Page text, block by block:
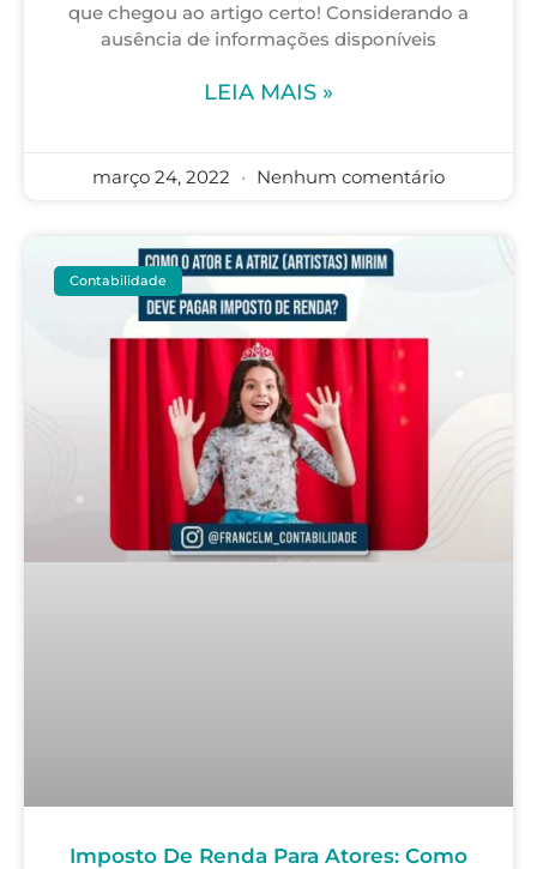
que chegou ao artigo certo! Considerando a
ausência de informações disponíveis
LEIA MAIS »
março 24, 2022 Nenhum comentário
Contabilidade
Imposto De Renda Para Atores: Como